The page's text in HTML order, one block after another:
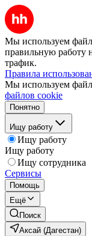
Мы используем
правильную работу
трафик.
Правила
Мы используем
файлов cookie
Понятно
Ищу работу
Ищу работу
Ищу работу
Ищу сотрудника
Сервисы
Помощь
Ещё
Поиск
Аксай (Дагестан)